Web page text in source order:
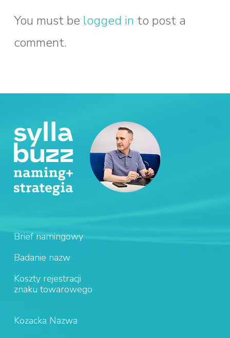
You must be logged in to post a
comment.
Brief namingowy
Badanie nazw
Koszty rejestracji
znaku towarowego
Kozacka Nazwa